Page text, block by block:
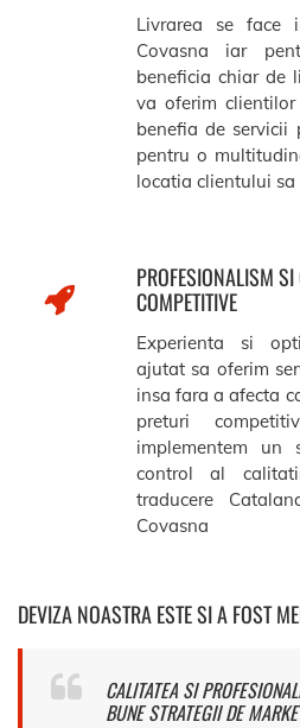
Livrarea se face
Covasna iar
beneficia chiar de
va oferim
benefia de servicii
pentru o
locatia clientului
PROFESIONALISM SI
COMPETITIVE
Experienta si
ajutat sa oferim
insa fara a afecta
preturi
implementem un
control al
traducere
Covasna
DEVIZA NOASTRA ESTE SI A FOST
CALITATEA SI
BUNE STRATEGII DE